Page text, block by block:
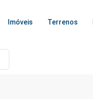
Imóveis Terrenos